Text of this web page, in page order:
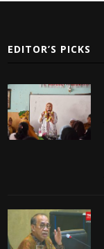
EDITOR’S PICKS